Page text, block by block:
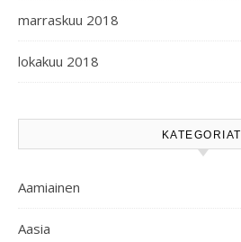
marraskuu 2018
lokakuu 2018
KATEGORIAT
Aamiainen
Aasia